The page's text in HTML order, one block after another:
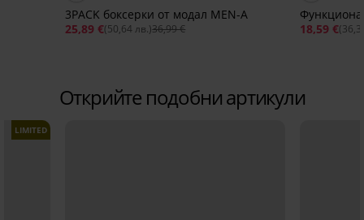
3PACK боксерки от модал MEN-A
25,89 €(50,64 лв.)36,99 €
18,59 €
Открийте подобни артикули
LIMITED